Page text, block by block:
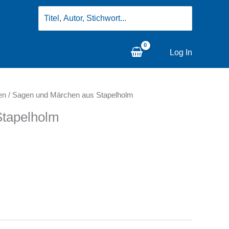
for:
Log In
/ Sagen und Märchen aus Stapelholm